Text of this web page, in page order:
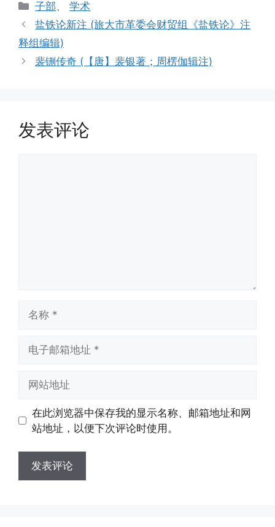
分
类
子部、学术
盐铁论新注 (旅大市革委会财贸组《盐铁论》注
释组编辑)
裴铏传奇 (【唐】裴银著；周楞伽辑注)
发表评论
址
址
在此浏览器中保存我的显示名称、邮箱地址和网
站地址，以便下次评论时使用。